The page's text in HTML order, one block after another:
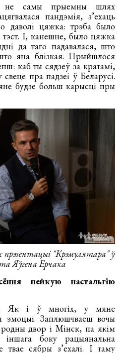
не самы прыемны шлях
пандэмія, з’ехаць
даволі цяжка: трэба было
тэст. І, канешне, было цяжка
да таго падавалася, што
яна блізкая. Прыйшлося
каб ты сядзеў за кратамі,
пра падзеі ў Беларусі.
будзе больш карысці пры
прэзентацыі "Крэмулятара" ў
Яўгена Ерчака
нейкую настальгію
Як і ў многіх, у мяне
эмоцыі. Заплюшчваеш вочы
двор і Мінск, па якім
боку рацыянальна
сябры з’ехалі. І таму